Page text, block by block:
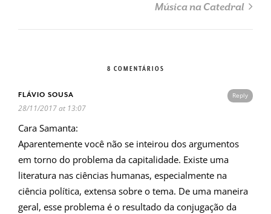
Música na Catedral
8 COMENTÁRIOS
Reply
FLÁVIO SOUSA
28/11/2017 at 13:07
Cara Samanta:
Aparentemente você não se inteirou dos argumentos
em torno do problema da capitalidade. Existe uma
literatura nas ciências humanas, especialmente na
ciência política, extensa sobre o tema. De uma maneira
geral, esse problema é o resultado da conjugação da